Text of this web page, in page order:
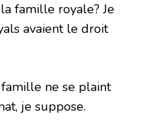
famille royale? Je
avaient le droit
famille ne se plaint
je suppose.